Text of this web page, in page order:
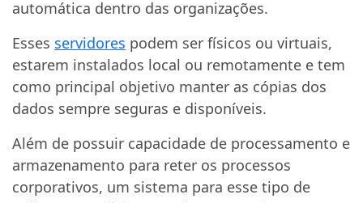
automática dentro das organizações.
Esses servidores podem ser físicos ou virtuais,
estarem instalados local ou remotamente e tem
como principal objetivo manter as cópias dos
dados sempre seguras e disponíveis.
Além de possuir capacidade de processamento e
armazenamento para reter os processos
corporativos, um sistema para esse tipo de